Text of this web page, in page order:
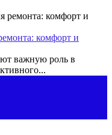
комфорт и
важную роль в